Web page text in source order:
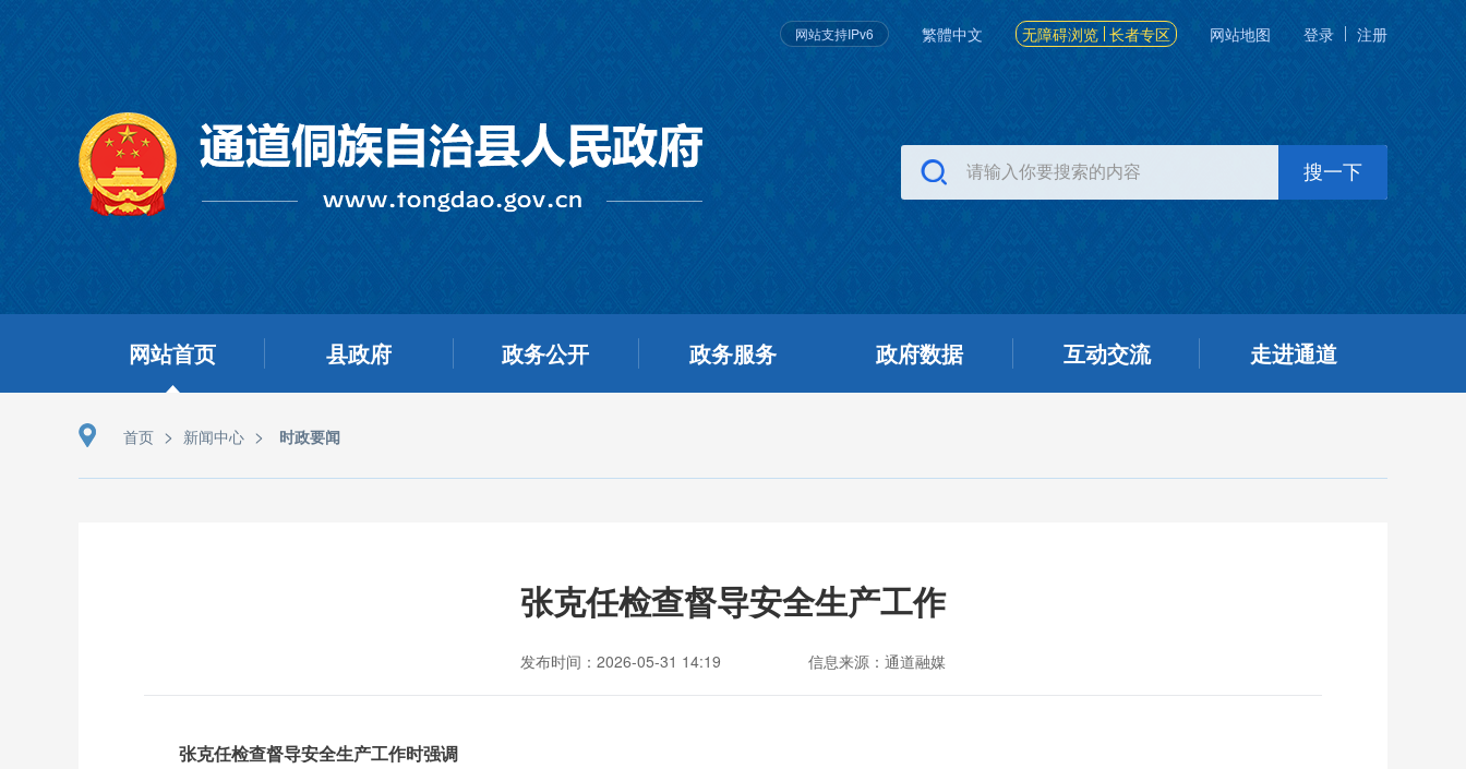
网站支持IPv6 繁體中文 无障碍浏览 长者专区 网站地图 登录 注册
网站首页 县政府 政务公开 政务服务 政府数据 互动交流 走进通道
首页 > 新闻中心 > 时政要闻
张克任检查督导安全生产工作
发布时间：2026-05-31 14:19 信息来源：通道融媒
张克任检查督导安全生产工作时强调